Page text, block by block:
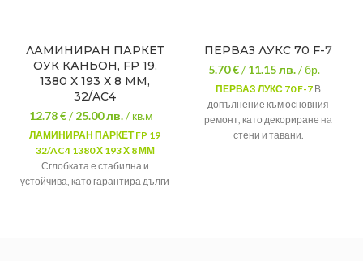
ЛАМИНИРАН ПАРКЕТ
ОУК КАНЬОН, FP 19,
1380 Х 193 Х 8 ММ,
32/AC4
12.78 €/25.00лв. / кв.м
ЛАМИНИРАН ПАРКЕТ FP 19
32/AC4 1380 Х 193 Х 8 ММ
Сглобката е стабилна и
устойчива, като гарантира дълги
ПЕРВАЗ ЛУКС 70 F-7
5.70 €/11.15лв./ бр.
ПЕРВАЗ ЛУКС 70 F-7 В
допълнение към основния
ремонт, като декориране на
стени и тавани.